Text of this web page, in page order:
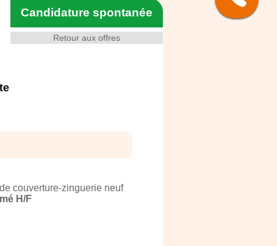
Retour aux offres
Candidature spontanée
couverture-zinguerie neuf
H/F